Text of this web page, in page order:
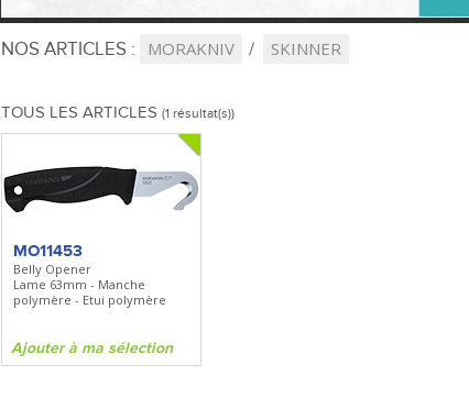
NOS ARTICLES : MORAKNIV SKINNER
TOUS LES ARTICLES (1 résultat(s))
MO11453
Belly Opener
Lame 63mm - Manche
polymère - Etui polymère
Ajouter à ma sélection